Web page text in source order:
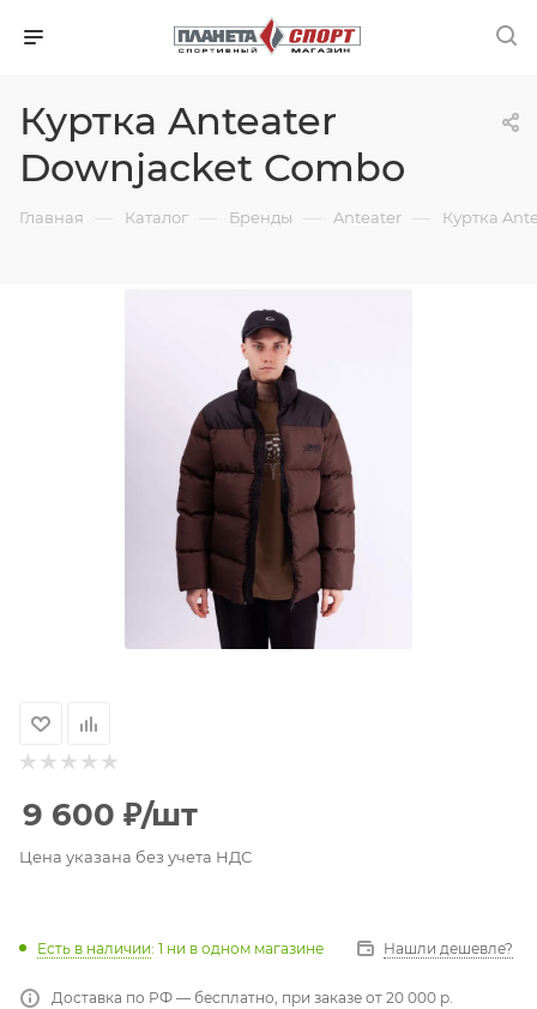
Куртка Anteater
Downjacket Combo
Главная — Каталог — Бренды — Anteater — Куртка
9 600 ₽/шт
Цена указана без учета НДС
Есть в наличии: 1 ни в одном магазине Нашли дешевле?
Доставка по РФ — бесплатно, при заказе от 20 000 р.